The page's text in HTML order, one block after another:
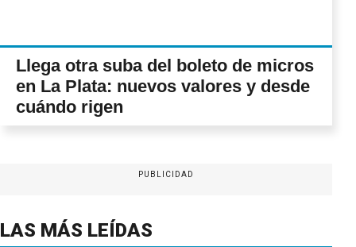
Llega otra suba del boleto de micros
en La Plata: nuevos valores y desde
cuándo rigen
PUBLICIDAD
LAS MÁS LEÍDAS